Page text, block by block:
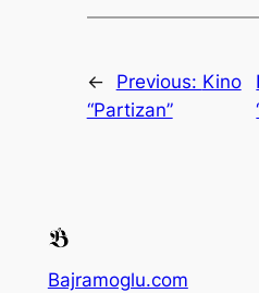
← Previous: Kino
“Partizan”
Bajramoglu.com